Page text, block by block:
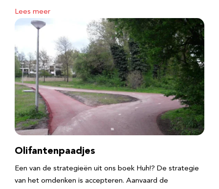
Lees meer
Olifantenpaadjes
Een van de strategieën uit ons boek Huh!? De strategie
van het omdenken is accepteren. Aanvaard de